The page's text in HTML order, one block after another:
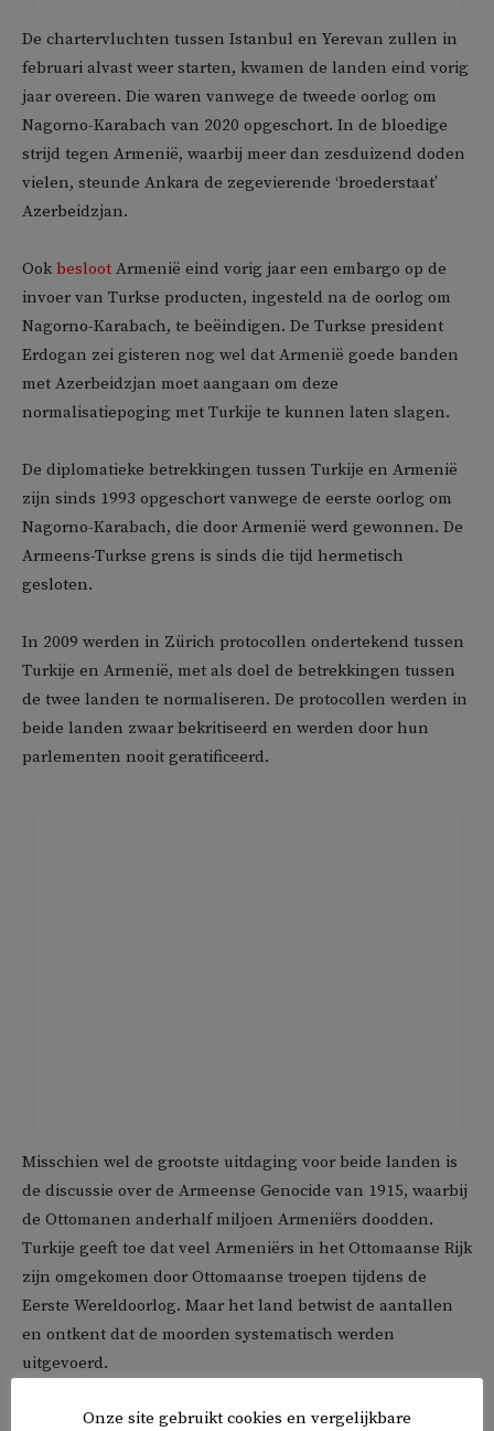
De chartervluchten tussen Istanbul en Yerevan zullen in
februari alvast weer starten, kwamen de landen eind vorig
jaar overeen. Die waren vanwege de tweede oorlog om
Nagorno-Karabach van 2020 opgeschort. In de bloedige
strijd tegen Armenië, waarbij meer dan zesduizend doden
vielen, steunde Ankara de zegevierende ‘broederstaat’
Azerbeidzjan.
Ookbesloot Armenië eind vorig jaar een embargo op de
invoer van Turkse producten, ingesteld na de oorlog om
Nagorno-Karabach, te beëindigen. De Turkse president
Erdogan zei gisteren nog wel dat Armenië goede banden
met Azerbeidzjan moet aangaan om deze
normalisatiepoging met Turkije te kunnen laten slagen.
De diplomatieke betrekkingen tussen Turkije en Armenië
zijn sinds 1993 opgeschort vanwege de eerste oorlog om
Nagorno-Karabach, die door Armenië werd gewonnen. De
Armeens-Turkse grens is sinds die tijd hermetisch
gesloten.
In 2009 werden in Zürich protocollen ondertekend tussen
Turkije en Armenië, met als doel de betrekkingen tussen
de twee landen te normaliseren. De protocollen werden in
beide landen zwaar bekritiseerd en werden door hun
parlementen nooit geratificeerd.
Misschien wel de grootste uitdaging voor beide landen is
de discussie over de Armeense Genocide van 1915, waarbij
de Ottomanen anderhalf miljoen Armeniërs doodden.
Turkije geeft toe dat veel Armeniërs in het Ottomaanse Rijk
zijn omgekomen door Ottomaanse troepen tijdens de
Eerste Wereldoorlog. Maar het land betwist de aantallen
en ontkent dat de moorden systematisch werden
uitgevoerd.
Turkije is deze week op de grote verzoeningstoer. Gisteren
Onze site gebruikt cookies en vergelijkbare